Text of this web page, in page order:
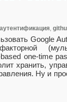
,
Google
one-time
хранить,
Ну и